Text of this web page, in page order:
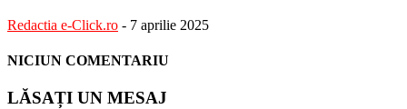
Redactia e-Click.ro - 7 aprilie 2025
NICIUN COMENTARIU
LĂSAȚI UN MESAJ